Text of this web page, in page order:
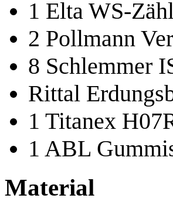
1 Elta WS-
2 Pollmann
8 Schlemmer
Rittal
1 Titanex
1 ABL
Material